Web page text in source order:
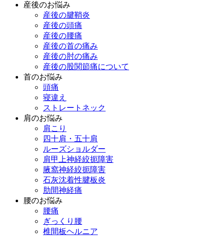
産後のお悩み
産後の腱鞘炎
産後の頭痛
産後の腰痛
産後の首の痛み
産後の肘の痛み
産後の股関節痛について
首のお悩み
頭痛
寝違え
ストレートネック
肩のお悩み
肩こり
四十肩・五十肩
ルーズショルダー
肩甲上神経絞扼障害
腋窩神経絞扼障害
石灰沈着性腱板炎
肋間神経痛
腰のお悩み
腰痛
ぎっくり腰
椎間板ヘルニア